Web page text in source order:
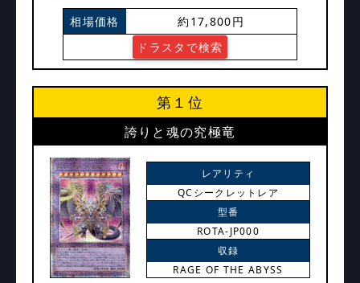
相場価格
約17,800円
ドラスタで検索
第１位
誇りと魂の究極竜
レアリティ
QCシークレットレア
型番
ROTA-JP000
収録
RAGE OF THE ABYSS